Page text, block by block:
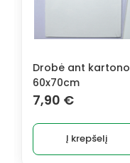
Drobė ant kartono
60x70cm
7,90 €
Į krepšelį